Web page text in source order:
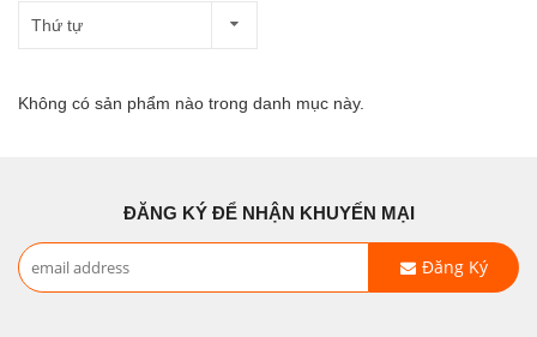
Thứ tự
Không có sản phẩm nào trong danh mục này.
ĐĂNG KÝ ĐỂ NHẬN KHUYẾN MẠI
Đăng Ký